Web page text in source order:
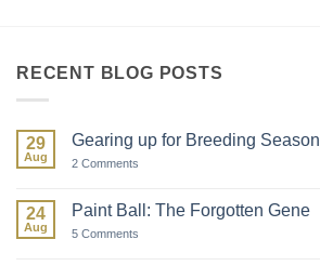
RECENT BLOG POSTS
29
Aug
Gearing up for Breeding Season
2 Comments
for
Breeding
24
Aug
Paint Ball: The Forgotten Gene
5 Comments